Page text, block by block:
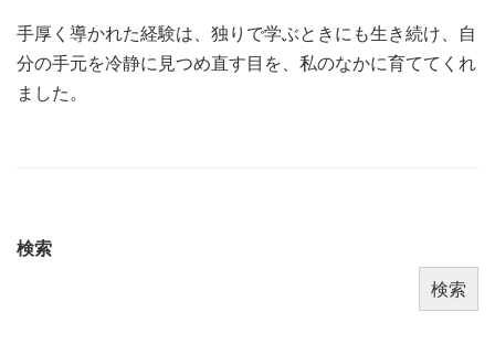
手厚く導かれた経験は、独りで学ぶときにも生き続け、自
分の手元を冷静に見つめ直す目を、私のなかに育ててくれ
ました。
検索
検索